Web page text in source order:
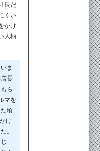
長だ
くい
かけ
人柄
ま
長
ら
マを
頃
け
。